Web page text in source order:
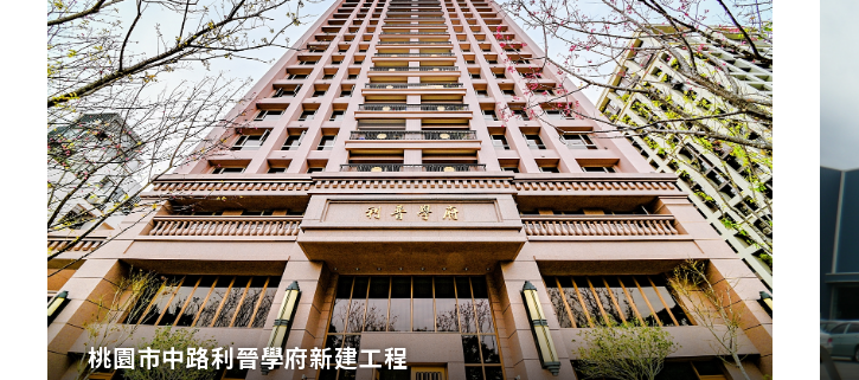
桃園市中路利晉學府新建工程